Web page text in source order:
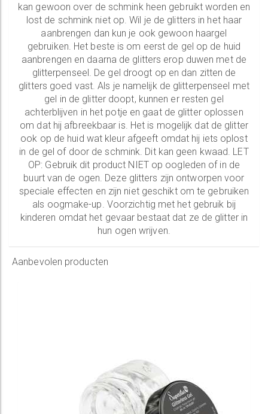
kan gewoon over de schmink heen gebruikt worden en
lost de schmink niet op. Wil je de glitters in het haar
aanbrengen dan kun je ook gewoon haargel
gebruiken. Het beste is om eerst de gel op de huid
aanbrengen en daarna de glitters erop duwen met de
glitterpenseel. De gel droogt op en dan zitten de
glitters goed vast. Als je namelijk de glitterpenseel met
gel in de glitter doopt, kunnen er resten gel
achterblijven in het potje en gaat de glitter oplossen
om dat hij afbreekbaar is. Het is mogelijk dat de glitter
ook op de huid wat kleur afgeeft omdat hij iets oplost
in de gel of door de schmink. Dit kan geen kwaad. LET
OP: Gebruik dit product NIET op oogleden of in de
buurt van de ogen. Deze glitters zijn ontworpen voor
speciale effecten en zijn niet geschikt om te gebruiken
als oogmake-up. Voorzichtig met het gebruik bij
kinderen omdat het gevaar bestaat dat ze de glitter in
hun ogen wrijven.
Aanbevolen producten